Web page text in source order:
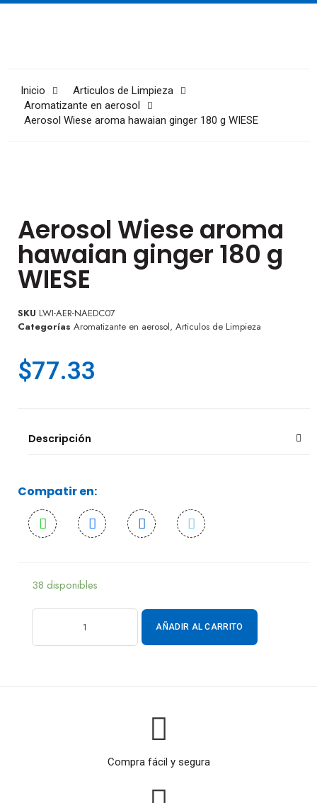
Inicio
Articulos de Limpieza
Aromatizante en aerosol
Aerosol Wiese aroma hawaian ginger 180 g WIESE
Aerosol Wiese aroma
hawaian ginger 180 g
WIESE
SKU LWI-AER-NAEDC07
Categorías Aromatizante en aerosol, Articulos de Limpieza
$77.33
Descripción
Compatir en:
38 disponibles
AÑADIR AL CARRITO
Compra fácil y segura